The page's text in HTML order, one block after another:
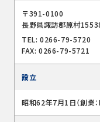
〒391-0100
長野県諏訪郡原村
TEL: 0266-79-5720
FAX: 0266-79-5721
設立
昭和62年7月1日（創業